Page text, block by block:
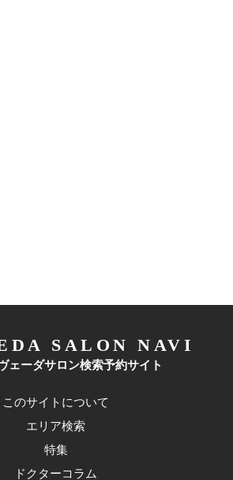
SALON NAVI
ェーダサロン検索予約サイト
このサイトについて
エリア検索
特集
ドクターコラム